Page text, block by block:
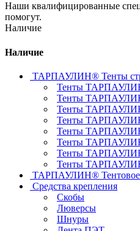
Наши квалифицированные
помогут.
Наличие
Наличие
ТАРПАУЛИН® Тенты
Тенты
Тенты
Тенты
Тенты
Тенты
Тенты
Тенты
Тенты
ТАРПАУЛИН® Тентовое
Средства крепления
Скобы
Люверсы
Шнуры